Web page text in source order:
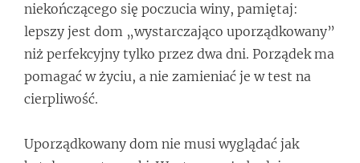
niekończącego się poczucia winy, pamiętaj:
lepszy jest dom „wystarczająco uporządkowany”
niż perfekcyjny tylko przez dwa dni. Porządek ma
pomagać w życiu, a nie zamieniać je w test na
cierpliwość.
Uporządkowany dom nie musi wyglądać jak